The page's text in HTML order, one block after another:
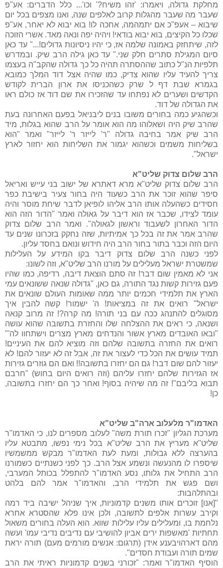
מחלקת גדולה, ויאמרו: 'זהו משיח?' וכו'... כלל הדברים: אע"פ
שעבר מה שעבר מהגלות קרוב לאלפים שנה, ואנו מצפים בכל יום
שיבוא – אעפ"כ אם יתמהמה, אחכה לו! בוא יבוא לא יאחר, אע"פ
שכלו כל הקיצים, בוא יבוא בודאי! ויהיה יפה ונאה מאד. אשרי הזוכה
לזה, שיתחזק באמונה שלמה אז, כי יהיו ניסיונות גדולים!..." עד כאן
סיום המגילת סתרים חלק שני." עד כאן גילה הרב שיק. ובמדרש
תלפיות הנ"ל כתוב שההסתרה תהיה כל כך גדולה שהקב"ה בעצמו
צריך להעיד עליו שהוא צדיק, כמו שהיה אצל דוד המלך כמובא
בגמרא שבת דף ל שרק כשהכניסו את ארון הברית לקודש
הקדשים ושערים לא נפתחו עד שהזכירו את שם דוד אז כולם ראו
את הגדולה של דוד.
וכשהגיע כמה בחורים משובו בנים ליבניאל בפעם האחרונה בעת
שהרב שיק היה ושאלוהו מה הוא אומר על הרב שהוא בגלות, מיד
הרב שיק אמר בחיבה גדולה "ר' לייזר ר' לייזר" ואמר "הוא
בשליחות משמים וכשהוא יגמור את השליחות הוא יחזור לארץ
ישראל".
הרב שלום צדוק שליט"א
הרב שלום צדוק שליט"א מרא דאתרא של ישוב בני עייש ואריאל
סיפר שהוא זוכר את הרב כשעוד היה בחור צעיר בישיבת כפר
חסידים כשהעלה אותו הרב אליהו לופיאן לדבר שיחת מוסר והיה
עומד לצידו, שכבר אז הוא דיבר על גאולה ואמר "הדור הזה הוא
הדור האחרון לשעבוד וראשון לגאולה". ואמר הרב שלום צדוק
שהרב אמר את זה בכל כך אמיתיות, שזה נחקק בזכרונו שנים עד
היום הזה וכבר בתור בחור הרב היה חידוש ונואם בחסד עליון.
לפני כשנה הרב שלום צדוק דיבר בקו המידע על העלילות
שמשטרת ישראל מעלילים על מורנו הרב שליט"א, וזה לשונו:
אני לא מאמין שום דבר! זה סתם הוצאת דיבה, רדיפה, כמו שהיו
פעם גזירות קשות נגד התורה, גם כאן, "גדולה שנאה ששונאים עמי
הארץ את תלמידי חכמים יותר ממה שאומות העולם שונאים את
ישראל" רואים את זה במציאות! ה' ישמור! קשה להבין איך
מסוגלים להתנהג ככה עם בני תורה! מה קרה?! זה מרוב קנאה
ושנאה, כי ראים את ההצלחה שלו והחזרת בתשובה שהוא עושה
"ובאו האובדים מארץ אשור והנדחים מארץ מצרים וישתחוו לה'"
רואים את החזרה בתשובה שלהם וזה מוציא להם את העיניים!
תמיד עושים את הכל כדי לעצור את זה, אבל זה לא יעזור להם! לא
יעזור להם שום דבר! גם הם יחזרו בתשובה!! ואם הם גוזרים גזירות
אז הגזירות שלהם יחזרו עליהם (וזה רואים היום בחוש) "חרבם
תבוא בליבם"! זה מה שיהיה בסוף! ואחר כך הם יחזרו בתשובה,
כן!
האדמו"ר מלעלוב ארה"ב שליט"א
מערכת הגליון "זכרו תורת משה" לעלוב מספרים לנו, כי האדמו"ר
שליט"א מעריץ את הרב שליט"א בכל נימי נפשו, מתבטא עליו
בהערצה ללא גבולות, ומעת לעת האדמו"ר מבקש ממשמשיו
שיספרו לו מהנעשה ונשמע אצל הרב. כך לפני כשנתיים כשמורנו
הרב התחיל את גלותו, נסע האדמו"ר להתפלל בכותל המערבי,
ושם פגש את תלמידי הרב, והאדמו"ר אמר להם בלהט
ובהתלהבות:
"[אנו] זוכרים אותו משנים קדמוניות, איך שניהל ישיבה ביד רמה
וקירב עשרות אלפים לתשובה, ולכן אינו פלא שהסטרא אחרא
נלחמת בו, ומעלילים עליו עלילות שווא. הוא העלה בחורים משאול
תחתיות 'מאשפות ירים אביון להושיבי עם נדיבים נדיבי עמו' ועשה
מהם דארהויבענע אידן (תרגום: אנשים מורמים מעם) תורה יראת
שמים תורה ועבודת חסדים".
הוסיף האדמו"ר ואמר: "זכורני בשנים קדמוניות ראיתי את הרב